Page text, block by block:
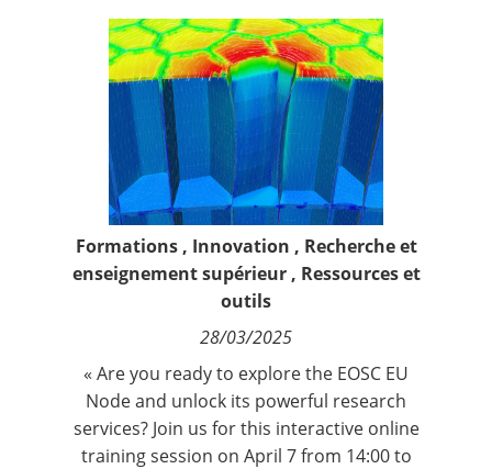
Formations, Innovation , Recherche et
enseignement supérieur, Ressources et
outils
28/03/2025
« Are you ready to explore the EOSC EU
Node and unlock its powerful research
services? Join us for this interactive online
training session on April 7 from 14:00 to